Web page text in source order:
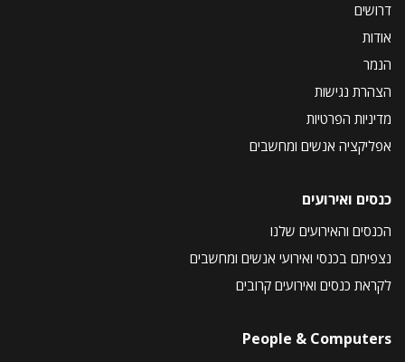
דרושים
אודות
הנמר
הצהרת נגישות
מדיניות הפרטיות
אפליקציה אנשים ומחשבים
כנסים ואירועים
הכנסים והאירועים שלנו
נצפיתם בכנסי ואירועי אנשים ומחשבים
לקראת כנסים ואירועים קרובים
People & Computers